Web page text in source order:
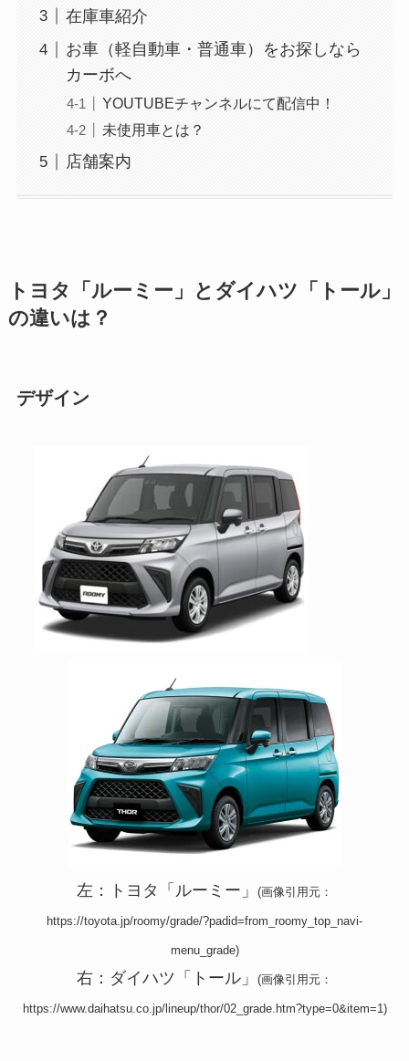
在庫車紹介
お車（軽自動車・普通車）をお探しなら
カーボへ
YOUTUBEチャンネルにて配信中！
未使用車とは？
店舗案内
トヨタ「ルーミー」とダイハツ「トール」
の違いは？
デザイン
左：トヨタ「ルーミー」 (画像引用元：
https://toyota.jp/roomy/grade/?padid=from_roomy_top_navi-
menu_grade)
右：ダイハツ「トール」 (画像引用元：
https://www.daihatsu.co.jp/lineup/thor/02_grade.htm?type=0&item=1)